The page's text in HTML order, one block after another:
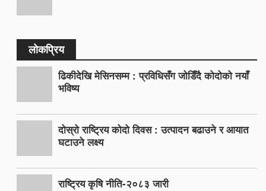
लोकप्रिय
ढिकीदेखि मेसिनसम्म : प्रविधिसँग जोडिँदै कोदोको नयाँ
भविष्य
दोस्रो राष्ट्रिय कोदो दिवस : उत्पादन बढाउने र आयात
घटाउने लक्ष्य
राष्ट्रिय कृषि नीति-२०८३ जारी